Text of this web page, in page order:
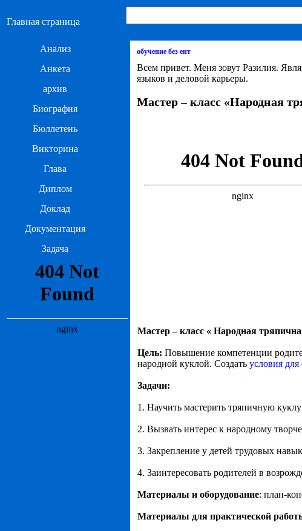
Главная страница
Анализ
Анкета
архив
Биография
Бюллетень
Викторина
Глава
Диплом
Доклад
Документация
Задача
обучение без ент
Всем привет. Меня зовут Разилия.
языков и деловой карьеры.
Мастер – класс «Народная
Мастер – класс « Народная
Цель: Повышение компетенции
народной куклой. Создать условия для
Задачи:
1. Научить мастерить тряпичную
2. Вызвать интерес к народному
3. Закрепление у детей трудовых
4. Заинтересовать родителей в
Материалы и оборудование: план-
Материалы для практической